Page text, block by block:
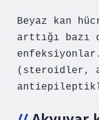
Beyaz kan
arttığı bazı
(steroidler,